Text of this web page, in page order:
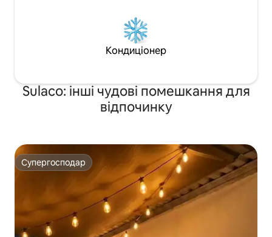
Кондиціонер
Sulaco: інші чудові помешкання для
відпочинку
Супергосподар
Супергосподар